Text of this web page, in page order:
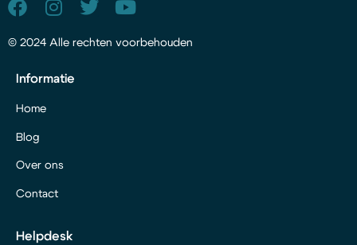
© 2024 Alle rechten voorbehouden
Informatie
Home
Blog
Over ons
Contact
Helpdesk